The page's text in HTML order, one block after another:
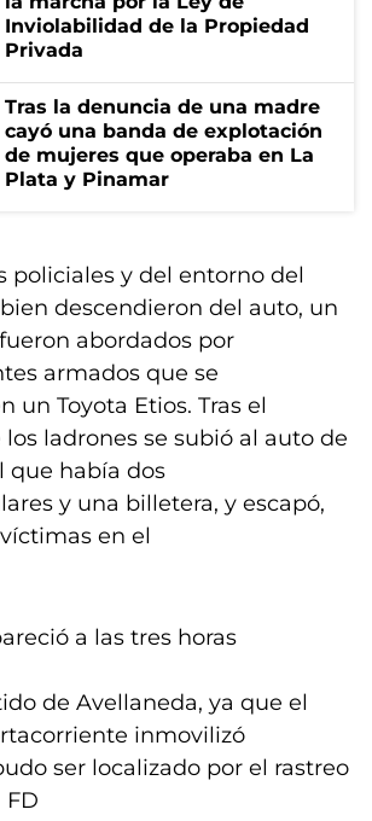
Inviolabilidad de la Propiedad
Privada
Tras la denuncia de una madre
cayó una banda de explotación
de mujeres que operaba en La
Plata y Pinamar
policiales y del entorno del
descendieron del auto, un
abordados por
armados que se
un Toyota Etios. Tras el
los ladrones se subió al auto de
que había dos
y una billetera, y escapó,
en el
a las tres horas
de Avellaneda, ya que el
inmovilizó
ser localizado por el rastreo
FD